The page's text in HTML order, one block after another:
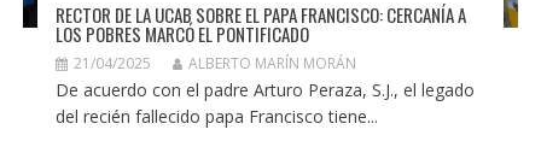
RECTOR DE LA UCAB SOBRE EL PAPA FRANCISCO: CERCANÍA A
LOS POBRES MARCÓ EL PONTIFICADO
21/04/2025 ALBERTO MARÍN MORÁN
De acuerdo con el padre Arturo Peraza, S.J., el legado
del recién fallecido papa Francisco tiene...